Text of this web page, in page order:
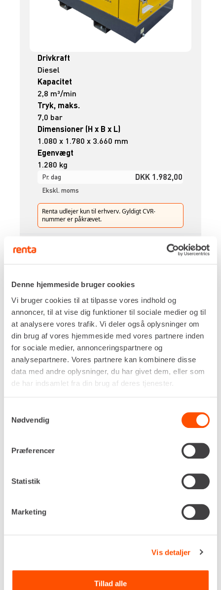
Denne hjemmeside bruger cookies
Vi bruger cookies til at tilpasse vores indhold og
annoncer, til at vise dig funktioner til sociale medier og til
at analysere vores trafik. Vi deler også oplysninger om
din brug af vores hjemmeside med vores partnere inden
for sociale medier, annonceringspartnere og
analysepartnere. Vores partnere kan kombinere disse
data med andre oplysninger, du har givet dem, eller som
de har indsamlet fra din brug af deres tjenester.
Nødvendig
Præferencer
Statistik
Marketing
Vis detaljer
Tillad alle
Drivkraft
Diesel
Kapacitet
2,8 m³/min
Tryk, maks.
7,0 bar
Dimensioner (H x B x L)
1.080 x 1.780 x 3.660 mm
Egenvægt
1.280 kg
Pr. dag DKK 1.982,00
Ekskl. moms
Renta udlejer kun til erhverv. Gyldigt CVR-
nummer er påkrævet.
Flere informationer
KOMPRESSOR – 3,7 M³/MIN
Diesel
Dimensioner (H x B x L)
915 kg
nummer er påkrævet.